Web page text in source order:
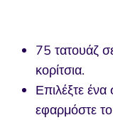
75 τατουάζ
κορίτσια.
Επιλέξτε
εφαρμόστε